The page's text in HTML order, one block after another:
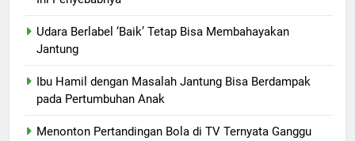
Udara Berlabel ‘Baik’ Tetap Bisa Membahayakan
Jantung
Ibu Hamil dengan Masalah Jantung Bisa Berdampak
pada Pertumbuhan Anak
Menonton Pertandingan Bola di TV Ternyata Ganggu